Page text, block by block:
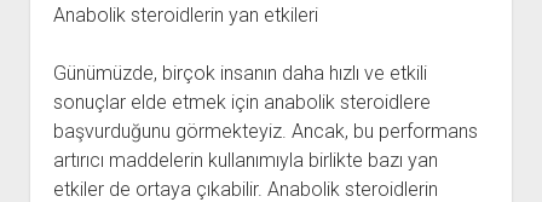
Anabolik steroidlerin yan etkileri
Günümüzde, birçok insanın daha hızlı ve etkili
sonuçlar elde etmek için anabolik steroidlere
başvurduğunu görmekteyiz. Ancak, bu performans
artırıcı maddelerin kullanımıyla birlikte bazı yan
etkiler de ortaya çıkabilir. Anabolik steroidlerin